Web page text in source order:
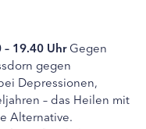
19.40 UhrGegen
gegen
Depressionen,
– das Heilen mit
Alternative.